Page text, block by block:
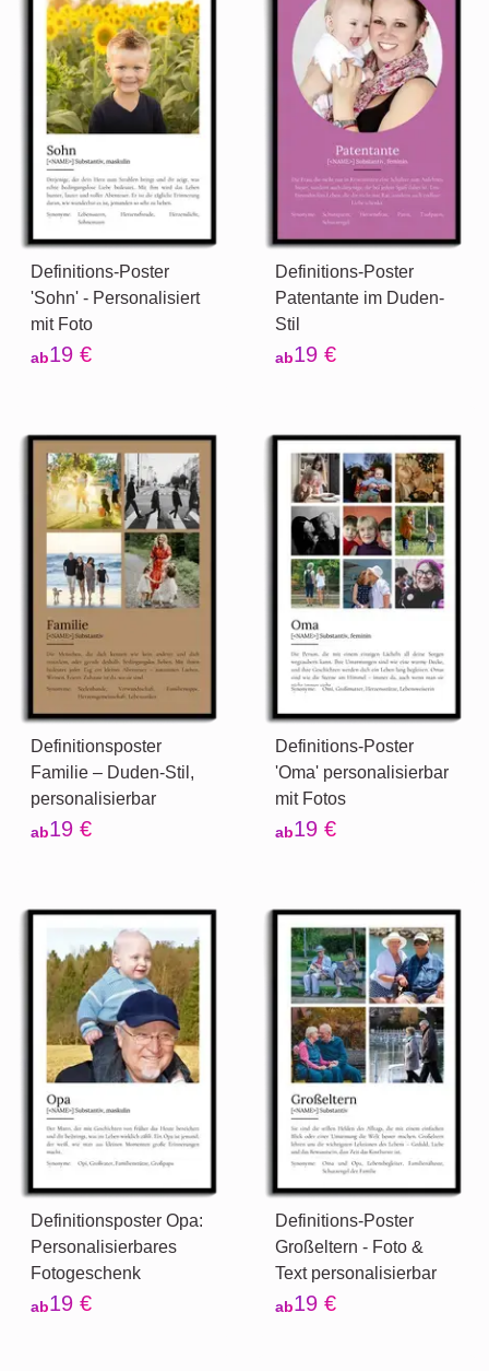
Definitions-Poster
'Sohn' - Personalisiert
mit Foto
ab19 €
Definitions-Poster
Patentante im Duden-
Stil
ab19 €
Definitionsposter
Familie – Duden-Stil,
personalisierbar
ab19 €
Definitions-Poster
'Oma' personalisierbar
mit Fotos
ab19 €
Definitionsposter Opa:
Personalisierbares
Fotogeschenk
ab19 €
Definitions-Poster
Großeltern - Foto &
Text personalisierbar
ab19 €